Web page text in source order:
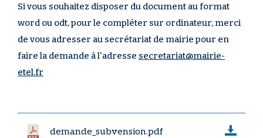
Si vous souhaitez disposer du document au format
word ou odt, pour le compléter sur ordinateur, merci
de vous adresser au secrétariat de mairie pour en
faire la demande à l'adresse secretariat@mairie-
etel.fr
demande_subvension.pdf